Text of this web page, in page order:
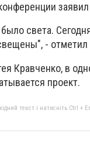
света.
- отметил
Кравченко, в
проект.
текст і натисніть Ctrl +